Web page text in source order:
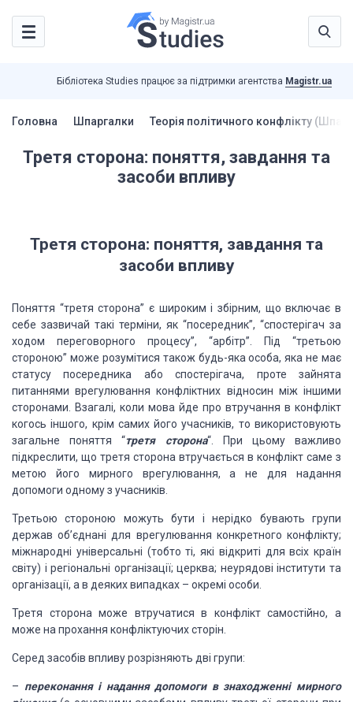
Бібліотека Studies працює за підтримки агентства Magistr.ua
Головна Шпаргалки Теорія політичного конфлікту
Третя сторона: поняття, завдання та
засоби впливу
Третя сторона: поняття, завдання та
засоби впливу
Поняття “третя сторона” є широким і збірним, що включає в
себе зазвичай такі терміни, як “посередник”, “спостерігач за
ходом переговорного процесу”, “арбітр”. Під “третьою
стороною” може розумітися також будь-яка особа, яка не має
статусу посередника або спостерігача, проте зайнята
питаннями врегулювання конфліктних відносин між іншими
сторонами. Взагалі, коли мова йде про втручання в конфлікт
когось іншого, крім самих його учасників, то використовують
загальне поняття “третя сторона“. При цьому важливо
підкреслити, що третя сторона втручається в конфлікт саме з
метою його мирного врегулювання, а не для надання
допомоги одному з учасників.
Третьою стороною можуть бути і нерідко бувають групи
держав об’єднані для врегулювання конкретного конфлікту;
міжнародні універсальні (тобто ті, які відкриті для всіх країн
світу) і регіональні організації; церква; неурядові інститути та
організації, а в деяких випадках – окремі особи.
Третя сторона може втручатися в конфлікт самостійно, а
може на прохання конфліктуючих сторін.
Серед засобів впливу розрізняють дві групи:
– переконання і надання допомоги в знаходженні мирного